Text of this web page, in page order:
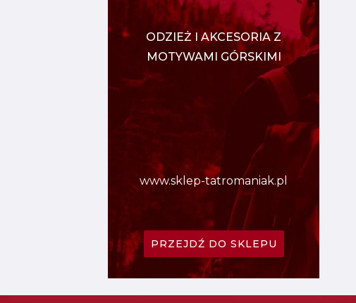
ODZIEŻ I AKCESORIA Z
MOTYWAMI GÓRSKIMI
www.sklep-tatromaniak.pl
PRZEJDŹ DO SKLEPU